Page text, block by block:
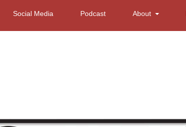
Social Media Podcast About